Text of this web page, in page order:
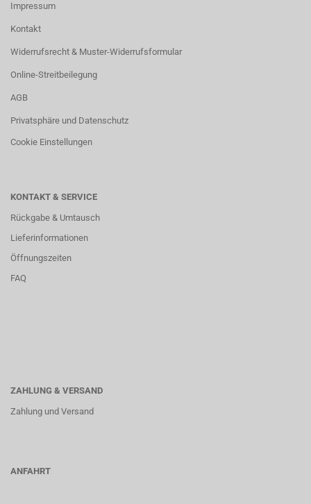
Impressum
Kontakt
Widerrufsrecht & Muster-Widerrufsformular
Online-Streitbeilegung
AGB
Privatsphäre und Datenschutz
Cookie Einstellungen
KONTAKT & SERVICE
Rückgabe & Umtausch
Lieferinformationen
Öffnungszeiten
FAQ
ZAHLUNG & VERSAND
Zahlung und Versand
ANFAHRT